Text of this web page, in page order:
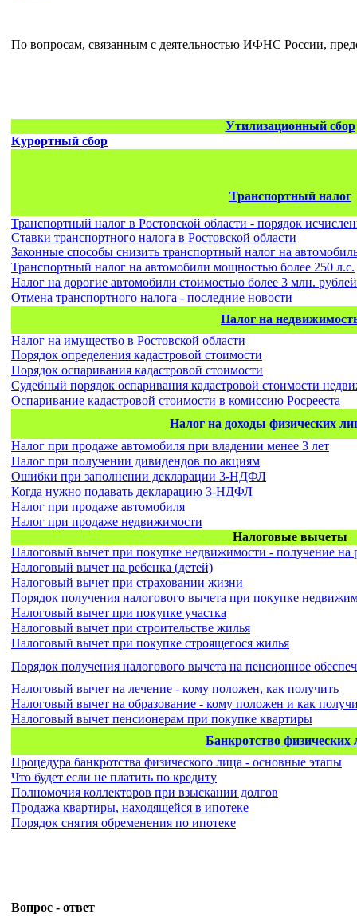
По вопросам, связанным с деятельностью ИФНС России,
Утилизационный сбор
Курортный сбор
Транспортный налог
Транспортный налог в Ростовской области - порядок
Ставки транспортного налога в Ростовской области
Законные способы снизить транспортный налог на
Транспортный налог на автомобили мощностью более 250 л.с.
Налог на дорогие автомобили стоимостью более 3 млн. рублей
Отмена транспортного налога - последние новости
Налог на
Налог на имущество в Ростовской области
Порядок определения кадастровой стоимости
Порядок оспаривания кадастровой стоимости
Судебный порядок оспаривания кадастровой стоимости
Оспаривание кадастровой стоимости в комиссию Росрееста
Налог на доходы физических
Налог при продаже автомобиля при владении менее 3 лет
Налог при получении дивидендов по акциям
Ошибки при заполнении декларации 3-НДФЛ
Когда нужно подавать декларацию 3-НДФЛ
Налог при продаже автомобиля
Налог при продаже недвижимости
Налоговые вычеты
Налоговый вычет при покупке недвижимости - получение на
Налоговый вычет на ребенка (детей)
Налоговый вычет при страховании жизни
Порядок получения налогового вычета при покупке
Налоговый вычет при покупке участка
Налоговый вычет при строительстве жилья
Налоговый вычет при покупке строящегося жилья
Порядок получения налогового вычета на пенсионное
Налоговый вычет на лечение - кому положен, как получить
Налоговый вычет на образование - кому положен и как
Налоговый вычет пенсионерам при покупке квартиры
Банкротство физических
Процедура банкротства физического лица - основные этапы
Что будет если не платить по кредиту
Полномочия коллекторов при взыскании долгов
Продажа квартиры, находящейся в ипотеке
Порядок снятия обременения по ипотеке
Вопрос - ответ